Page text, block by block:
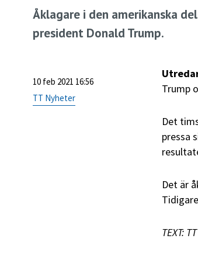
Åklagare i den amerikanska
president Donald Trump.
10 feb 2021 16:56
TT Nyheter
Trump
Det
pressa
Det är
TEXT: TT